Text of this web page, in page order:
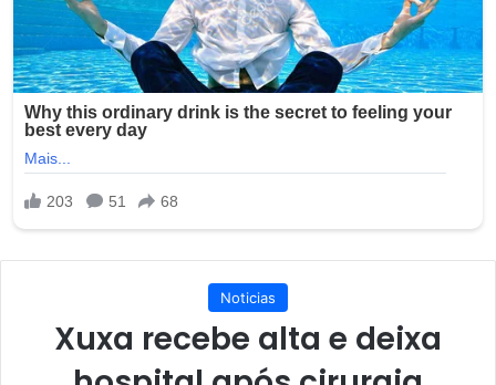
Noticias
Xuxa recebe alta e deixa